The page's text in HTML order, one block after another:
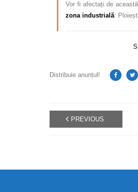
Vor fi afectați de
zona industrială:
Distribuie anunțul!
PREVIOUS